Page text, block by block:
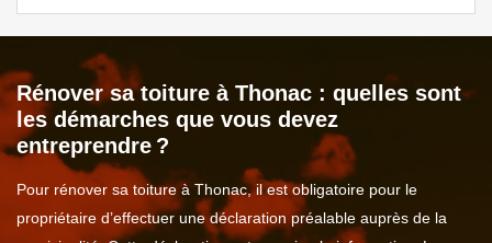
Rénover sa toiture à Thonac : quelles sont
les démarches que vous devez
entreprendre ?
Pour rénover sa toiture à Thonac, il est obligatoire pour le
propriétaire d’effectuer une déclaration préalable auprès de la